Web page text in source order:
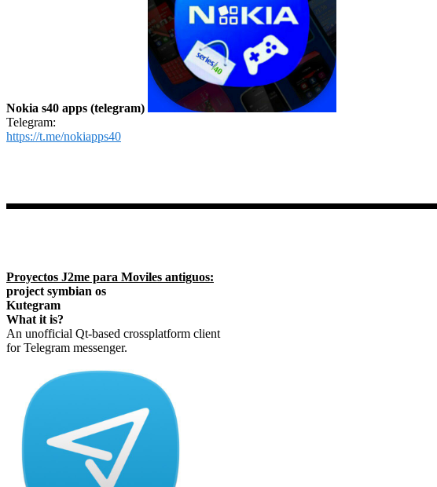
Nokia s40 apps (telegram)
Telegram:
https://t.me/nokiapps40
Proyectos J2me para Moviles antiguos:
project symbian os
Kutegram
What it is?
An unofficial Qt-based crossplatform client
for Telegram messenger.